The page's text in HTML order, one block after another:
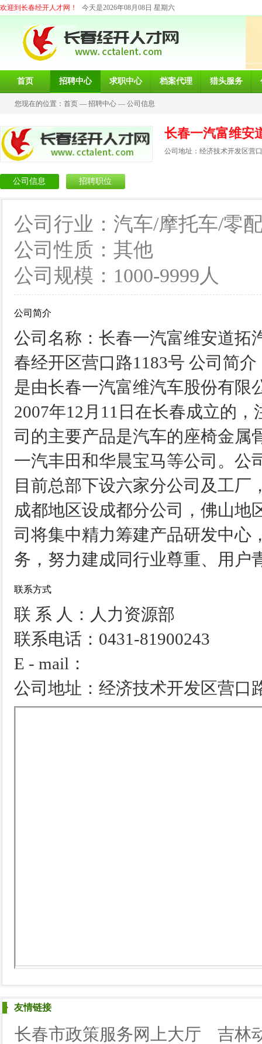
欢迎到长春经开人才网！ 今天是2026年08月08日 星期六
首页 招聘中心 求职中心 档案代理 猎头服务
您现在的位置： 首页 — 招聘中心 — 公司信息
长春一汽富维安
公司地址：经济技术开发区营
公司信息 招聘职位
公司行业：汽车/摩托车/零
公司性质：其他
公司规模：1000-9999人
公司简介
公司名称：长春一汽富维安道拓
春经开区营口路1183号 公司简
是由长春一汽富维汽车股份有限
2007年12月11日在长春成立的
司的主要产品是汽车的座椅金属
一汽丰田和华晨宝马等公司。公
目前总部下设六家分公司及工厂
成都地区设成都分公司，佛山地
司将集中精力筹建产品研发中心
务，努力建成同行业尊重、用户
联系方式
联 系 人：人力资源部
联系电话：0431-81900243
E - mail：
公司地址：经济技术开发区营口
友情链接
长春市政策服务网上大厅
吉林